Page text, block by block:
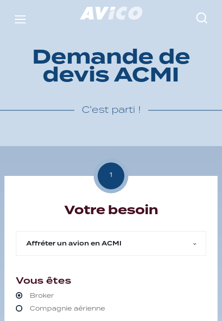
Demandede
devisACMI
C'est parti !
Votre besoin
Vous êtes
Broker
Compagnie aérienne